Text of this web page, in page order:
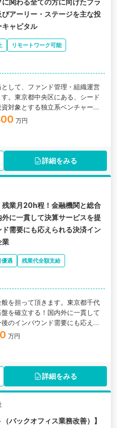
関わる全ての方に向けたプラ
アーリー・ステージを主な投
キャピタル
リモートワーク可能
して、ファンド管理・組織運営
。東京都中央区にある、シード
対象とする独立系ベンチャーキ
万円
詳細をみる
残業月20h程！金融機関と総合
に一貫して決算サービスを提
需要にも応えられる決済イン
業
優遇
残業代全額支給
を担って頂きます。東京都千代
を確立する！国内外に一貫して
のインバウンド需要にも応えら
ス上場企業の求人です。
万円
詳細をみる
バックオフィス業務改善）】